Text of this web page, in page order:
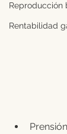
Reproducción
Rentabilidad
Prensión